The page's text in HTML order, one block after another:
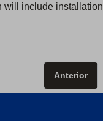
will include installation
Anterior